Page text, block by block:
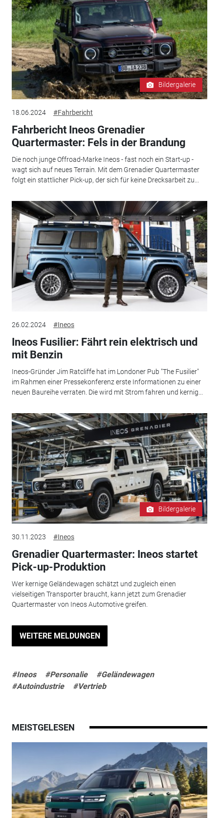
Bildergalerie
18.06.2024 #Fahrbericht
Fahrbericht Ineos Grenadier
Quartermaster: Fels in der Brandung
Die noch junge Offroad-Marke Ineos - fast noch ein Start-up -
wagt sich auf neues Terrain. Mit dem Grenadier Quartermaster
folgt ein stattlicher Pick-up, der sich für keine Drecksarbeit zu...
26.02.2024 #Ineos
Ineos Fusilier: Fährt rein elektrisch und
mit Benzin
Ineos-Gründer Jim Ratcliffe hat im Londoner Pub "The Fusilier"
im Rahmen einer Pressekonferenz erste Informationen zu einer
neuen Baureihe verraten. Die wird mit Strom fahren und kernig...
Bildergalerie
30.11.2023 #Ineos
Grenadier Quartermaster: Ineos startet
Pick-up-Produktion
Wer kernige Geländewagen schätzt und zugleich einen
vielseitigen Transporter braucht, kann jetzt zum Grenadier
Quartermaster von Ineos Automotive greifen.
WEITERE MELDUNGEN
#Ineos #Personalie
#Geländewagen
#Autoindustrie
#Vertrieb
MEISTGELESEN